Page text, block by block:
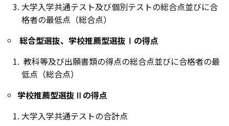
大学入学共通テスト及び個別テストの総合点並びに合
格者の最低点（総合点）
総合型選抜、学校推薦型選抜Ⅰの得点
教科等及び出願書類の得点の総合点並びに合格者の最
低点（総合点）
学校推薦型選抜Ⅱの得点
大学入学共通テストの合計点